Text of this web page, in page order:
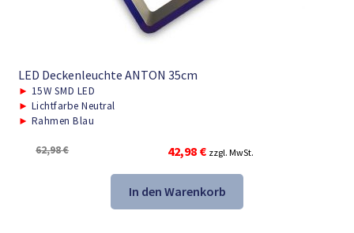
LED Deckenleuchte ANTON 35cm
► 15W SMD LED
► Lichtfarbe Neutral
► Rahmen Blau
62,98€
Ursprünglicher
Preis
war:
62,98 €
42,98 €Aktueller
Preis
ist:
42,98 €.
zzgl. MwSt.
In den Warenkorb